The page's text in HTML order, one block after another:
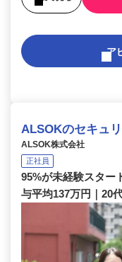
ア
ALSOKのセキュ
ALSOK株式会社
正社員
95%が未経験スター
与平均137万円｜20